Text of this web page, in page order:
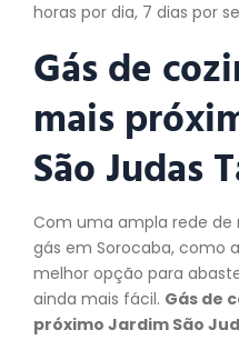
horas por dia, 7 dias por
Gás de
mais
São Judas
Com uma ampla rede de
gás em Sorocaba, como
melhor opção para
ainda mais fácil. Gás de
próximo Jardim São